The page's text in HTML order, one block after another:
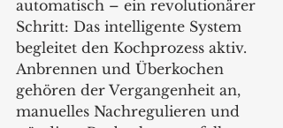
automatisch – ein revolutionärer
Schritt: Das intelligente System
begleitet den Kochprozess aktiv.
Anbrennen und Überkochen
gehören der Vergangenheit an,
manuelles Nachregulieren und